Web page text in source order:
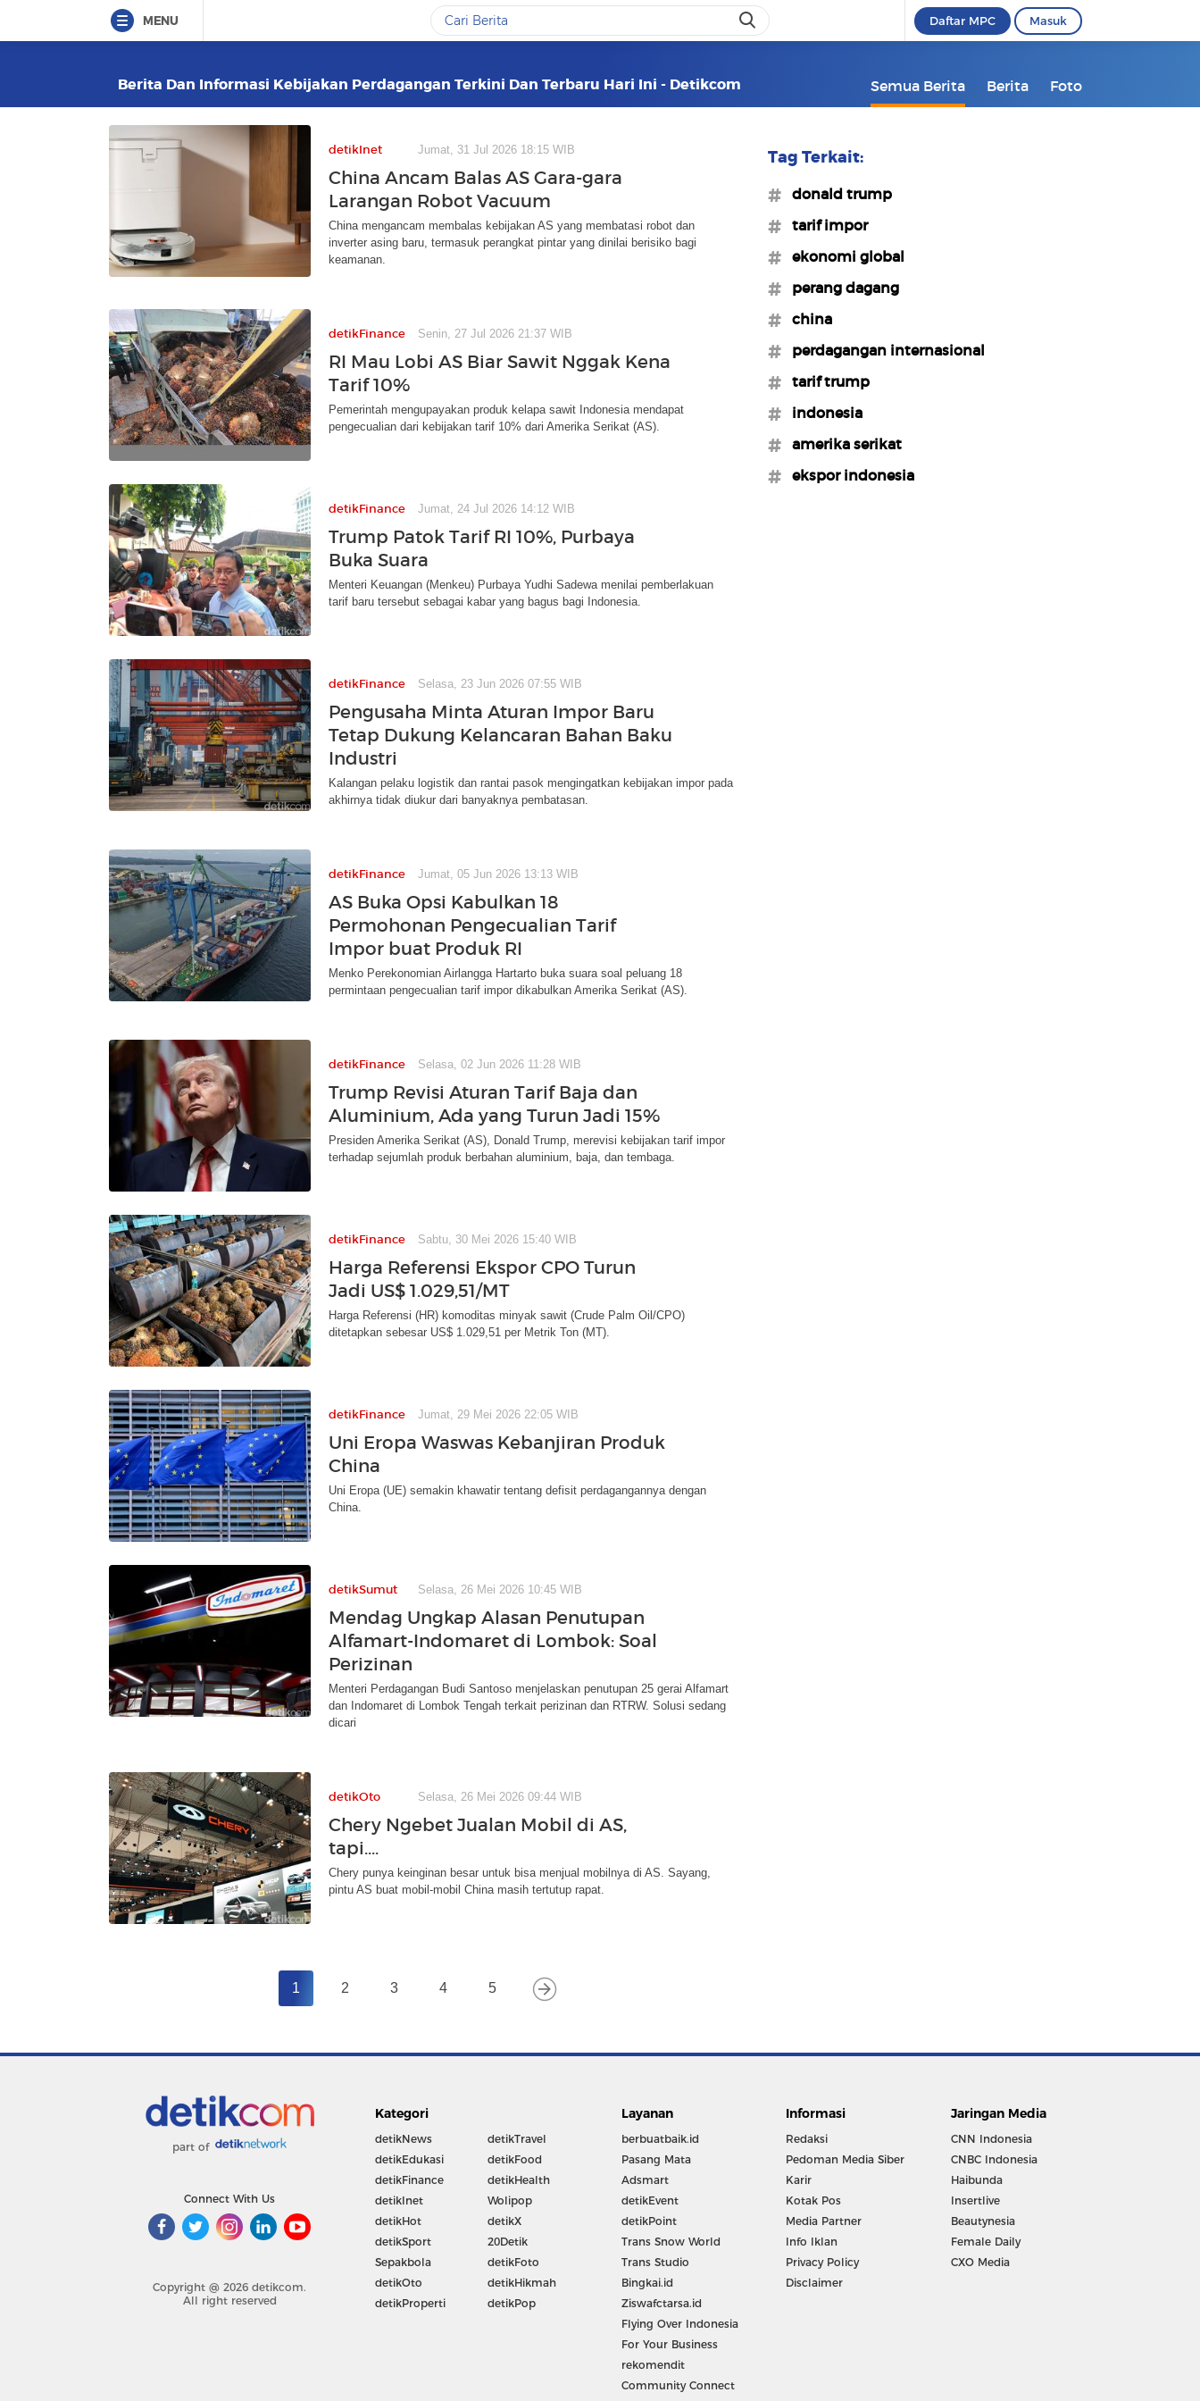
MENU Daftar MPC Masuk
Berita Dan Informasi Kebijakan Perdagangan Terkini Dan Terbaru Hari Ini - Detikcom Semua Berita Berita Foto
detikInet Jumat, 31 Jul 2026 18:15 WIB
China Ancam Balas AS Gara-gara
Larangan Robot Vacuum
China mengancam membalas kebijakan AS yang membatasi robot dan
inverter asing baru, termasuk perangkat pintar yang dinilai berisiko bagi
keamanan.
detikFinance Senin, 27 Jul 2026 21:37 WIB
RI Mau Lobi AS Biar Sawit Nggak Kena
Tarif 10%
Pemerintah mengupayakan produk kelapa sawit Indonesia mendapat
pengecualian dari kebijakan tarif 10% dari Amerika Serikat (AS).
detikFinance Jumat, 24 Jul 2026 14:12 WIB
Trump Patok Tarif RI 10%, Purbaya
Buka Suara
Menteri Keuangan (Menkeu) Purbaya Yudhi Sadewa menilai pemberlakuan
tarif baru tersebut sebagai kabar yang bagus bagi Indonesia.
detikFinance Selasa, 23 Jun 2026 07:55 WIB
Pengusaha Minta Aturan Impor Baru
Tetap Dukung Kelancaran Bahan Baku
Industri
Kalangan pelaku logistik dan rantai pasok mengingatkan kebijakan impor pada
akhirnya tidak diukur dari banyaknya pembatasan.
detikFinance Jumat, 05 Jun 2026 13:13 WIB
AS Buka Opsi Kabulkan 18
Permohonan Pengecualian Tarif
Impor buat Produk RI
Menko Perekonomian Airlangga Hartarto buka suara soal peluang 18
permintaan pengecualian tarif impor dikabulkan Amerika Serikat (AS).
detikFinance Selasa, 02 Jun 2026 11:28 WIB
Trump Revisi Aturan Tarif Baja dan
Aluminium, Ada yang Turun Jadi 15%
Presiden Amerika Serikat (AS), Donald Trump, merevisi kebijakan tarif impor
terhadap sejumlah produk berbahan aluminium, baja, dan tembaga.
detikFinance Sabtu, 30 Mei 2026 15:40 WIB
Harga Referensi Ekspor CPO Turun
Jadi US$ 1.029,51/MT
Harga Referensi (HR) komoditas minyak sawit (Crude Palm Oil/CPO)
ditetapkan sebesar US$ 1.029,51 per Metrik Ton (MT).
detikFinance Jumat, 29 Mei 2026 22:05 WIB
Uni Eropa Waswas Kebanjiran Produk
China
Uni Eropa (UE) semakin khawatir tentang defisit perdagangannya dengan
China.
detikSumut Selasa, 26 Mei 2026 10:45 WIB
Mendag Ungkap Alasan Penutupan
Alfamart-Indomaret di Lombok: Soal
Perizinan
Menteri Perdagangan Budi Santoso menjelaskan penutupan 25 gerai Alfamart
dan Indomaret di Lombok Tengah terkait perizinan dan RTRW. Solusi sedang
dicari
detikOto Selasa, 26 Mei 2026 09:44 WIB
Chery Ngebet Jualan Mobil di AS,
tapi....
Chery punya keinginan besar untuk bisa menjual mobilnya di AS. Sayang,
pintu AS buat mobil-mobil China masih tertutup rapat.
1 2 3 4 5
Tag Terkait:
#donald trump
#tarif impor
#ekonomi global
#perang dagang
#china
#perdagangan internasional
#tarif trump
#indonesia
#amerika serikat
#ekspor indonesia
part of
Connect With Us
Copyright @ 2026 detikcom.
All right reserved
Kategori
detikNews
detikEdukasi
detikFinance
detikInet
detikHot
detikSport
Sepakbola
detikOto
detikProperti
detikTravel
detikFood
detikHealth
Wolipop
detikX
20Detik
detikFoto
detikHikmah
detikPop
Layanan
berbuatbaik.id
Pasang Mata
Adsmart
detikEvent
detikPoint
Trans Snow World
Trans Studio
Bingkai.id
Ziswafctarsa.id
Flying Over Indonesia
For Your Business
rekomendit
Community Connect
Informasi
Redaksi
Pedoman Media Siber
Karir
Kotak Pos
Media Partner
Info Iklan
Privacy Policy
Disclaimer
Jaringan Media
CNN Indonesia
CNBC Indonesia
Haibunda
Insertlive
Beautynesia
Female Daily
CXO Media